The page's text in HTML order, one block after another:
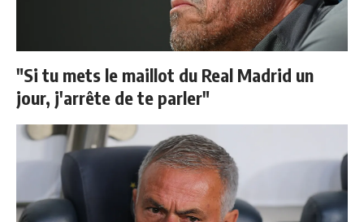
"Si tu mets le maillot du Real Madrid un
jour, j'arrête de te parler"